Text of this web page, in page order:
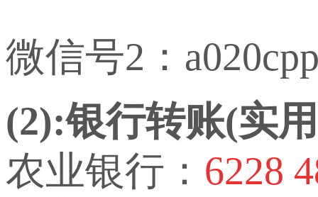
微信号2：
(2):银行转账(实
农业银行： 6228